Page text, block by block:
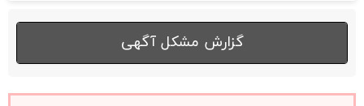
گزارش مشکل آگهی